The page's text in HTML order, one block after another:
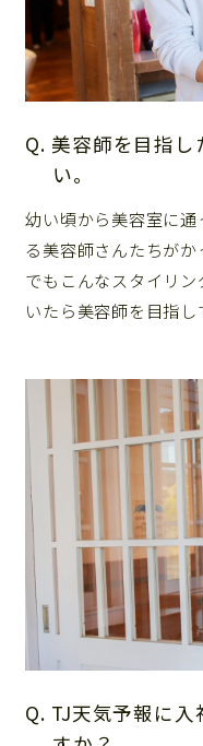
Q. 美容師を目指し
い。
幼い頃から美容室に
る美容師さんたちが
でもこんなスタイリ
いたら美容師を目指し
Q. TJ天気予報に